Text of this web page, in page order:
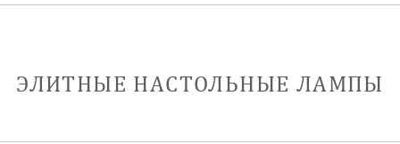
ЭЛИТНЫЕ НАСТОЛЬНЫЕ ЛАМПЫ